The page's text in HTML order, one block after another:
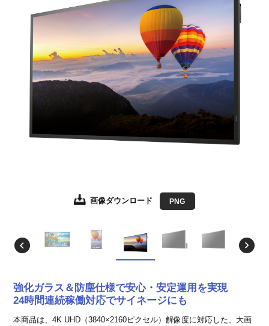
画像ダウンロード PNG
画像ダウンロード JPEG
画像ダウンロード JPEG
画像ダウンロード JPEG
画像ダウンロード JPEG
画像ダウンロード JPEG
画像ダウンロード JPEG
強化ガラス＆防塵仕様で安心・安定運用を実現
24時間連続稼働対応でサイネージにも
本商品は、4K UHD（3840×2160ピクセル）解像度に対応した、大画